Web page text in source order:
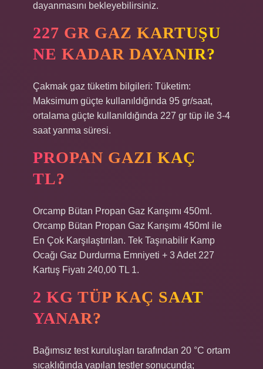
dayanmasını bekleyebilirsiniz.
227 GR GAZ KARTUŞU
NE KADAR DAYANIR?
Çakmak gaz tüketim bilgileri: Tüketim:
Maksimum güçte kullanıldığında 95 gr/saat,
ortalama güçte kullanıldığında 227 gr tüp ile 3-4
saat yanma süresi.
PROPAN GAZI KAÇ
TL?
Orcamp Bütan Propan Gaz Karışımı 450ml.
Orcamp Bütan Propan Gaz Karışımı 450ml ile
En Çok Karşılaştırılan. Tek Taşınabilir Kamp
Ocağı Gaz Durdurma Emniyeti + 3 Adet 227
Kartuş Fiyatı 240,00 TL 1.
2 KG TÜP KAÇ SAAT
YANAR?
Bağımsız test kuruluşları tarafından 20 °C ortam
sıcaklığında yapılan testler sonucunda;